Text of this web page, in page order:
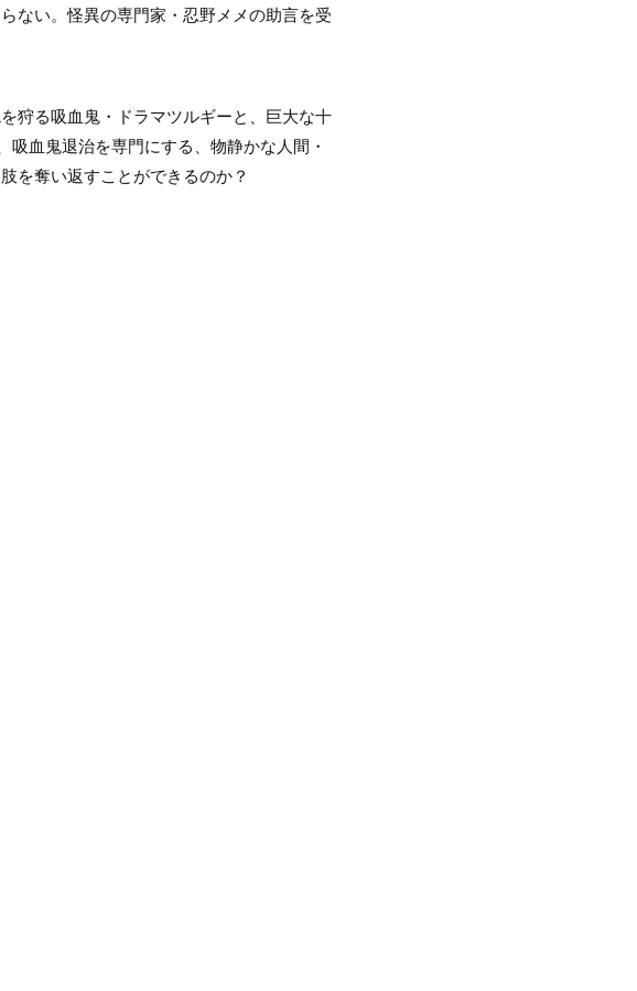
ない。怪異の専門家・忍野メメの助言を受
狩る吸血鬼・ドラマツルギーと、巨大な十
血鬼退治を専門にする、物静かな人間・
を奪い返すことができるのか？